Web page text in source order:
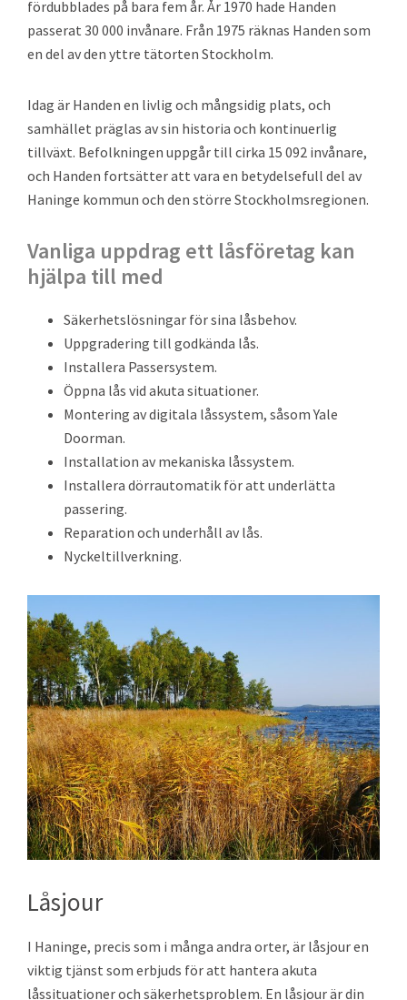
fördubblades på bara fem år. År 1970 hade Handen
passerat 30 000 invånare. Från 1975 räknas Handen som
en del av den yttre tätorten Stockholm.
Idag är Handen en livlig och mångsidig plats, och
samhället präglas av sin historia och kontinuerlig
tillväxt. Befolkningen uppgår till cirka 15 092 invånare,
och Handen fortsätter att vara en betydelsefull del av
Haninge kommun och den större Stockholmsregionen.
Vanliga uppdrag ett låsföretag kan
hjälpa till med
Säkerhetslösningar för sina låsbehov.
Uppgradering till godkända lås.
Installera Passersystem.
Öppna lås vid akuta situationer.
Montering av digitala låssystem, såsom Yale
Doorman.
Installation av mekaniska låssystem.
Installera dörrautomatik för att underlätta
passering.
Reparation och underhåll av lås.
Nyckeltillverkning.
Låsjour
I Haninge, precis som i många andra orter, är låsjour en
viktig tjänst som erbjuds för att hantera akuta
låssituationer och säkerhetsproblem. En låsjour är din